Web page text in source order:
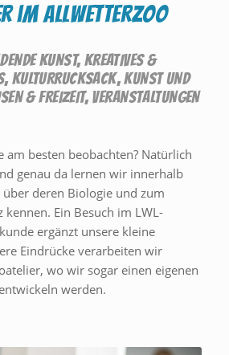
im Allwetterzoo
KUNST, KREATIVES &
, KULTURRUCKSACK,KUNST UND
& FREIZEIT, VERANSTALTUNGEN
am besten beobachten? Natürlich
genau da lernen wir innerhalb
über deren Biologie und zum
kennen. Ein Besuch im LWL-
ergänzt unsere kleine
Eindrücke verarbeiten wir
wo wir sogar einen eigenen
werden.